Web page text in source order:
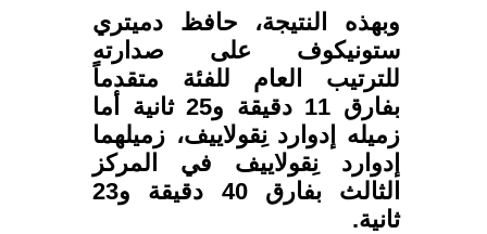
وبهذه النتيجة، حافظ دميتري
ستونيكوف على صدارته
للترتيب العام للفئة متقدماً
بفارق 11 دقيقة و25 ثانية أما
زميله إدوارد نِقولاييف، زميلهما
إدوارد نِقولاييف في المركز
الثالث بفارق 40 دقيقة و23
ثانية.